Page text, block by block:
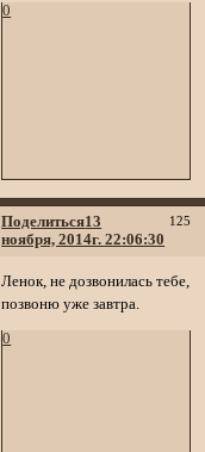
0
Поделиться 125
13
ноября, 2014г. 22:06:30
Ленок, не дозвонилась тебе,
позвоню уже завтра.
0